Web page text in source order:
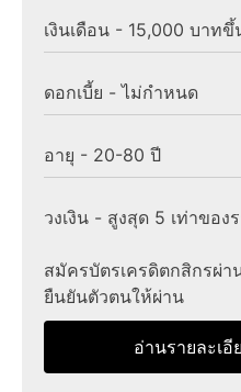
เงินเดือน - 15,000 บาทขึ้
ดอกเบี้ย - ไม่กำหนด
อายุ - 20-80 ปี
วงเงิน - สูงสุด 5 เท่าของ
สมัครบัตรเครดิตกสิกรผ่า
ยืนยันตัวตนให้ผ่าน
อ่านรายละเ